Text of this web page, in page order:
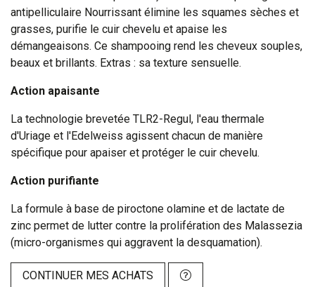
antipelliculaire Nourrissant élimine les squames sèches et
grasses, purifie le cuir chevelu et apaise les
démangeaisons. Ce shampooing rend les cheveux souples,
beaux et brillants. Extras : sa texture sensuelle.
Action apaisante
La technologie brevetée TLR2-Regul, l'eau thermale
d'Uriage et l'Edelweiss agissent chacun de manière
spécifique pour apaiser et protéger le cuir chevelu.
Action purifiante
La formule à base de piroctone olamine et de lactate de
zinc permet de lutter contre la prolifération des Malassezia
(micro-organismes qui aggravent la desquamation).
CONTINUER MES ACHATS